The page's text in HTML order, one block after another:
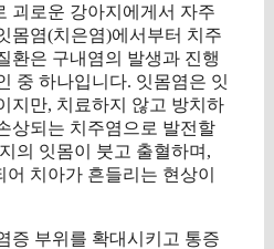
괴로운 강아지에게서 자주
몸염(치은염)에서부터 치주
환은 구내염의 발생과 진행
중 하나입니다. 잇몸염은 잇
지만, 치료하지 않고 방치하
상되는 치주염으로 발전할
의 잇몸이 붓고 출혈하며,
치아가 흔들리는 현상이
증 부위를 확대시키고 통증